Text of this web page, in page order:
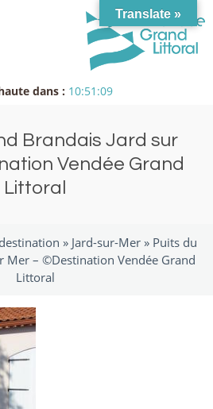
dans : 10:51:09
Brandais Jard sur
Vendée Grand
Littoral
» Jard-sur-Mer» Puits du
Mer – ©Destination Vendée Grand
Littoral
Translate »